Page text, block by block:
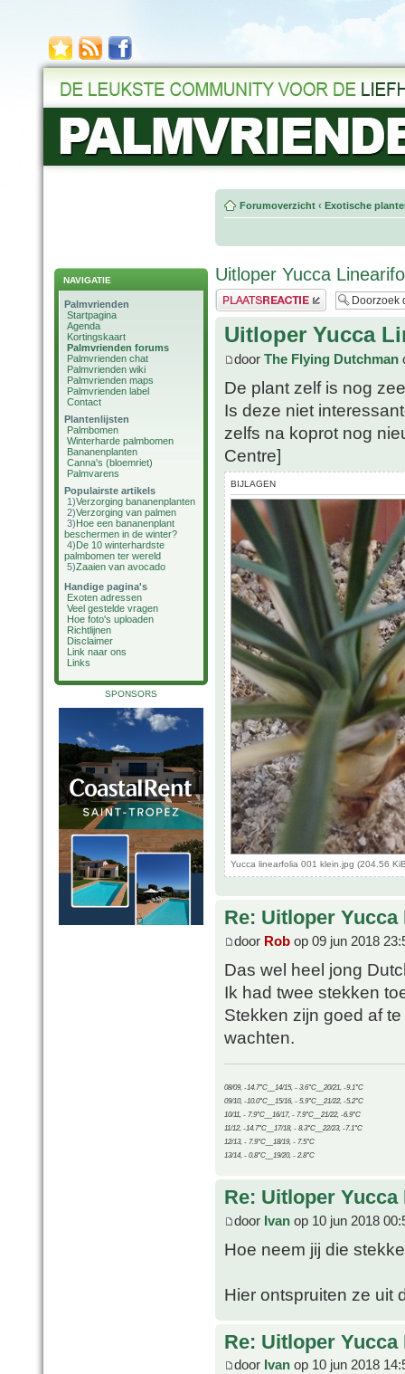
NAVIGATIE
Palmvrienden
Startpagina
Agenda
Kortingskaart
Palmvrienden forums
Palmvrienden chat
Palmvrienden wiki
Palmvrienden maps
Palmvrienden label
Contact
Plantenlijsten
Palmbomen
Winterharde palmbomen
Bananenplanten
Canna's (bloemriet)
Palmvarens
Populairste artikels
1)Verzorging bananenplanten
2)Verzorging van palmen
3)Hoe een bananenplant
beschermen in de winter?
4)De 10 winterhardste
palmbomen ter wereld
5)Zaaien van avocado
Handige pagina's
Exoten adressen
Veel gestelde vragen
Hoe foto's uploaden
Richtlijnen
Disclaimer
Link naar ons
Links
SPONSORS
Forumoverzicht ‹ Exotische
Uitloper Yucca
Plaats een reactie
Uitloper Yucca
door The Flying Dutchman
De plant zelf is nog
Is deze niet
zelfs na koprot nog
Centre]
BIJLAGEN
Yucca linearfolia 001 klein.jpg (204.56
Re: Uitloper
door Rob op 09 jun 2018
Das wel heel jong
Ik had twee stekken
Stekken zijn goed af
wachten.
08/09, -14.7°C__14/15, - 3.6°C__20/21, -9.1°C
09/10, -10.0°C__15/16, - 5.9°C__21/22, -5.2°C
10/11, - 7.9°C__16/17, - 7.9°C__21/22, -6.9°C
11/12, -14.7°C__17/18, - 8.3°C__22/23, -7.1°C
12/13, - 7.9°C__18/19, - 7.5°C
13/14, - 0.8°C__19/20, - 2.8°C
Re: Uitloper
door Ivan op 10 jun 2018
Hoe neem jij die
Hier ontspruiten ze uit
Re: Uitloper
door Ivan op 10 jun 2018